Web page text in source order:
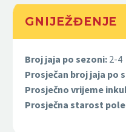
GNIJEŽĐENJE
Broj jaja po sezoni: 2-4
Prosječan broj jaja po
Prosječno vrijeme
Prosječna starost